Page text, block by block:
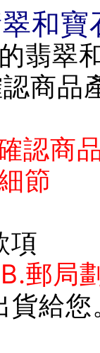
和寶
翡翠
商品
認商
細
式 F.
項
局劃
貨給